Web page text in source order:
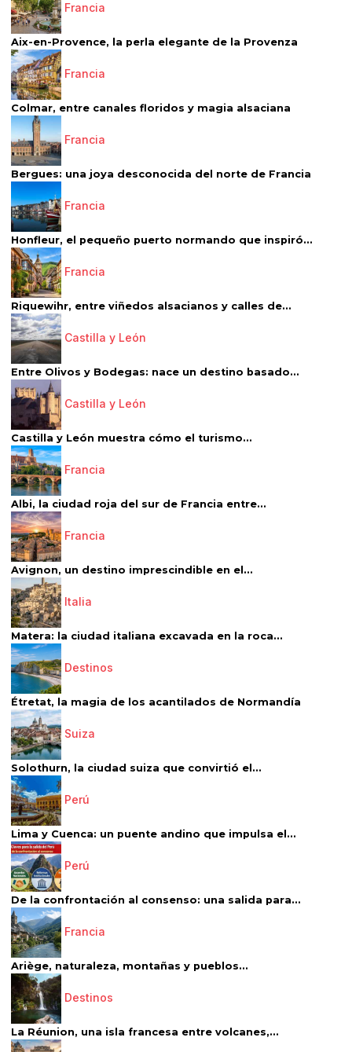
Francia
Aix-en-Provence, la perla elegante de la Provenza
Francia
Colmar, entre canales floridos y magia alsaciana
Francia
Bergues: una joya desconocida del norte de Francia
Francia
Honfleur, el pequeño puerto normando que inspiró...
Francia
Riquewihr, entre viñedos alsacianos y calles de...
Castilla y León
Entre Olivos y Bodegas: nace un destino basado...
Castilla y León
Castilla y León muestra cómo el turismo...
Francia
Albi, la ciudad roja del sur de Francia entre...
Francia
Avignon, un destino imprescindible en el...
Italia
Matera: la ciudad italiana excavada en la roca...
Destinos
Étretat, la magia de los acantilados de Normandía
Suiza
Solothurn, la ciudad suiza que convirtió el...
Perú
Lima y Cuenca: un puente andino que impulsa el...
Perú
De la confrontación al consenso: una salida para...
Francia
Ariège, naturaleza, montañas y pueblos...
Destinos
La Réunion, una isla francesa entre volcanes,...